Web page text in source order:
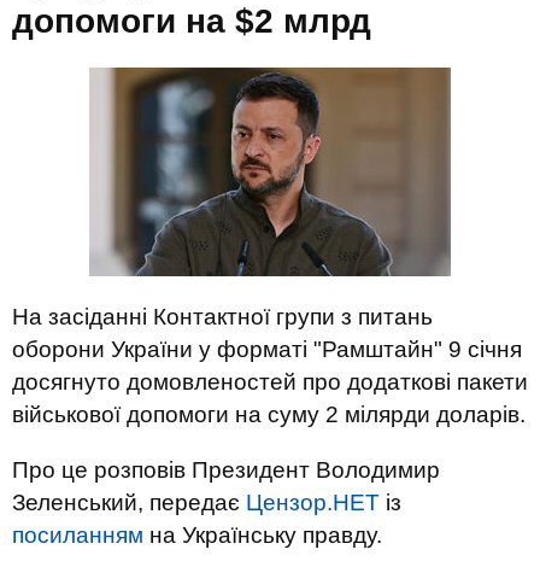
допомоги на $2 млрд
На засіданні Контактної групи з питань
оборони України у форматі "Рамштайн" 9 січня
досягнуто домовленостей про додаткові пакети
військової допомоги на суму 2 мілярди доларів.
Про це розповів Президент Володимир
Зеленський, передає Цензор.НЕТ із
посиланням на Українську правду.